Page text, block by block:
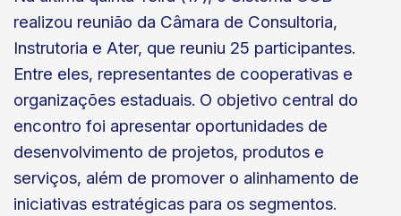
realizou reunião da Câmara de Consultoria,
Instrutoria e Ater, que reuniu 25 participantes.
Entre eles, representantes de cooperativas e
organizações estaduais. O objetivo central do
encontro foi apresentar oportunidades de
desenvolvimento de projetos, produtos e
serviços, além de promover o alinhamento de
iniciativas estratégicas para os segmentos.